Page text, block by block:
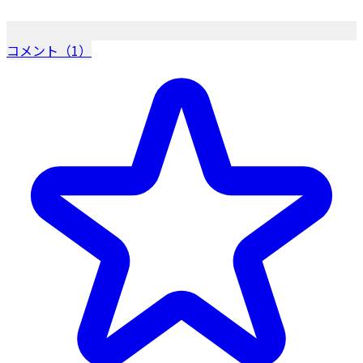
コメント（1）